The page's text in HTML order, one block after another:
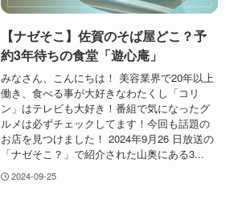
【ナゼそこ】佐賀のそば屋どこ？予
約3年待ちの食堂「遊心庵」
みなさん、こんにちは！ 美容業界で20年以上
働き、食べる事が大好きなわたくし「コリ
ン」はテレビも大好き！番組で気になったグ
ルメは必ずチェックしてます！今回も話題の
お店を見つけました！ 2024年9月26 日放送の
「ナゼそこ？」で紹介された山奥にある3...
2024-09-25